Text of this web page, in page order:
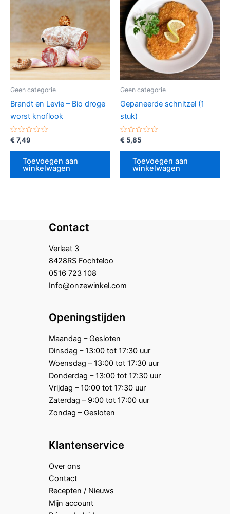
Geen categorie
Brandt en Levie – Bio droge
worst knoflook
Gewaardeerd
0
uit
€ 7,49
Toevoegen aan
winkelwagen
Geen categorie
Gepaneerde schnitzel (1
stuk)
Gewaardeerd
0
uit
€ 5,85
Toevoegen aan
winkelwagen
Contact
Verlaat 3
8428RS Fochteloo
0516 723 108
Info@onzewinkel.com
Openingstijden
Maandag – Gesloten
Dinsdag – 13:00 tot 17:30 uur
Woensdag – 13:00 tot 17:30 uur
Donderdag – 13:00 tot 17:30 uur
Vrijdag – 10:00 tot 17:30 uur
Zaterdag – 9:00 tot 17:00 uur
Zondag – Gesloten
Klantenservice
Over ons
Contact
Recepten / Nieuws
Mijn account